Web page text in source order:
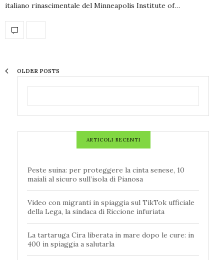
italiano rinascimentale del Minneapolis Institute of…
OLDER POSTS
ARTICOLI RECENTI
Peste suina: per proteggere la cinta senese, 10
maiali al sicuro sull’isola di Pianosa
Video con migranti in spiaggia sul TikTok ufficiale
della Lega, la sindaca di Riccione infuriata
La tartaruga Cira liberata in mare dopo le cure: in
400 in spiaggia a salutarla